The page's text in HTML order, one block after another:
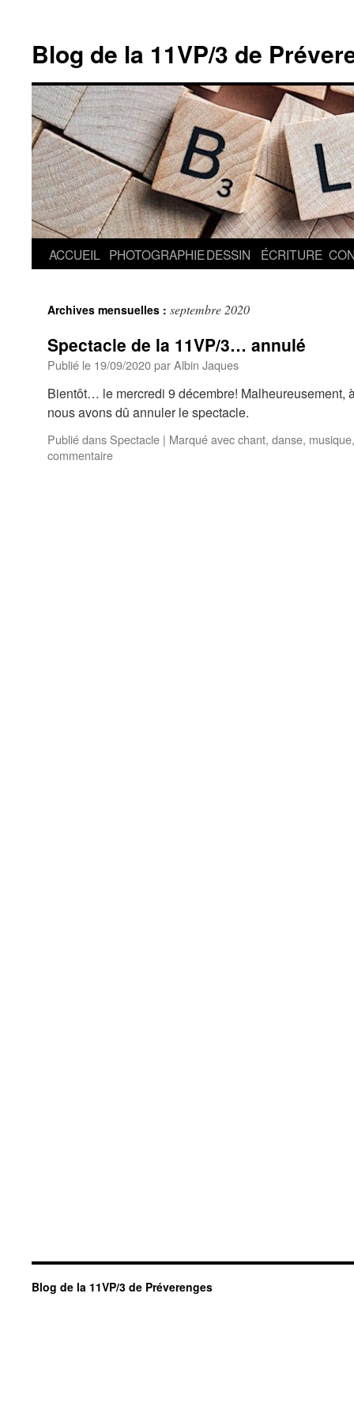
Blog de la 11VP/3 de
Aller
contenu
ACCUEIL PHOTOGRAPHIEDESSIN ÉCRITURE
Archives mensuelles : septembre 2020
Spectacle de la 11VP/3… annulé
Publié le 19/09/2020parAlbin Jaques
Bientôt… le mercredi 9 décembre! Malheureusement,
nous avons dû annuler le spectacle.
Publié dans Spectacle | Marqué avecchant, danse, musique
commentaire
Blog de la 11VP/3 de Préverenges